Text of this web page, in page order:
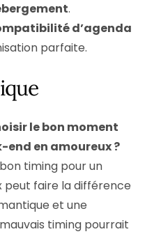
.
d’agenda
parfaite.
le bon moment
end en amoureux ?
timing pour un
peut faire la différence
et une
timing pourrait